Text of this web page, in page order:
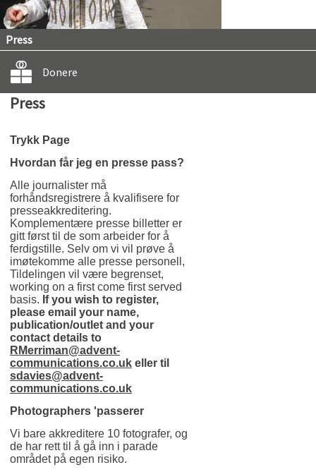
Press
Donere
Press
Trykk Page
Hvordan får jeg en presse pass?
Alle journalister må
forhåndsregistrere å kvalifisere for
presseakkreditering.
Komplementære presse billetter er
gitt først til de som arbeider for å
ferdigstille. Selv om vi vil prøve å
imøtekomme alle presse personell,
Tildelingen vil være begrenset,
working on a first come first served
basis. If you wish to register,
please email your name,
publication/outlet and your
contact details to
RMerriman@advent-
communications.co.uk eller til
sdavies@advent-
communications.co.uk
Photographers 'passerer
Vi bare akkreditere 10 fotografer, og
de har rett til å gå inn i parade
området på egen risiko.